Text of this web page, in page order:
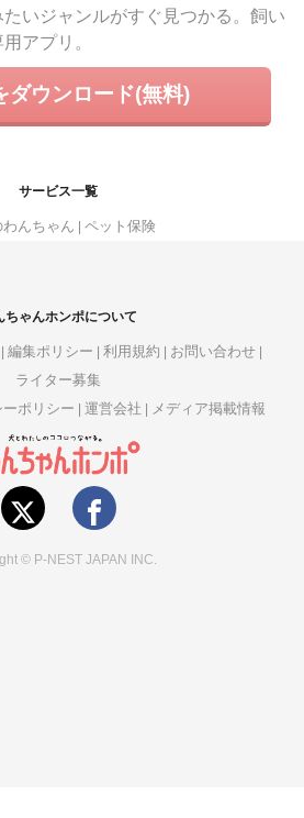
いジャンルがすぐ見つかる。飼い
アプリ。
ダウンロード(無料)
サービス一覧
んちゃん ペット保険
ちゃんホンポについて
編集ポリシー 利用規約
お問い合わせ
ライター募集
ポリシー 運営会社 メディア掲載情報
© P-NEST JAPAN INC.